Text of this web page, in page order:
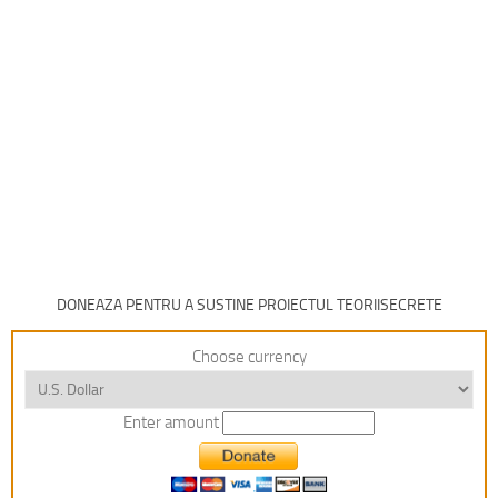
DONEAZA PENTRU A SUSTINE PROIECTUL TEORIISECRETE
Choose currency
Enter amount